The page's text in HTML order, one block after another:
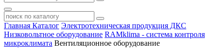
Главная Каталог Электротехническая продукция ДКС
Низковольтное оборудование RAMklima - система контроля
микроклимата Вентиляционное оборудование